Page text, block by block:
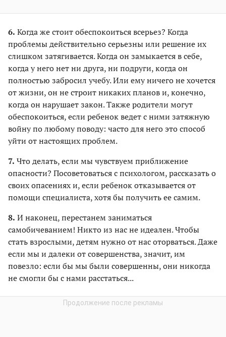
6. Когда же стоит обеспокоиться всерьез? Когда
проблемы действительно серьезны или решение их
слишком затягивается. Когда он замыкается в себе,
когда у него нет ни друга, ни подруги, когда он
полностью забросил учебу. Или ему ничего не хочется
от жизни, он не строит никаких планов и, конечно,
когда он нарушает закон. Также родители могут
обеспокоиться, если ребенок ведет с ними затяжную
войну по любому поводу: часто для него это способ
уйти от настоящих проблем.
7. Что делать, если мы чувствуем приближение
опасности? Посоветоваться с психологом, рассказать о
своих опасениях и, если ребенок отказывается от
помощи специалиста, хотя бы получить ее самим.
8. И наконец, перестанем заниматься
самобичеванием! Никто из нас не идеален. Чтобы
стать взрослыми, детям нужно от нас оторваться. Даже
если мы и далеки от совершенства, значит, им
повезло: если бы мы были совершенны, они никогда
не смогли бы с нами расстаться...